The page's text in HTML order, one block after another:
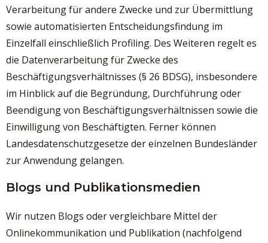
Verarbeitung für andere Zwecke und zur Übermittlung
sowie automatisierten Entscheidungsfindung im
Einzelfall einschließlich Profiling. Des Weiteren regelt es
die Datenverarbeitung für Zwecke des
Beschäftigungsverhältnisses (§ 26 BDSG), insbesondere
im Hinblick auf die Begründung, Durchführung oder
Beendigung von Beschäftigungsverhältnissen sowie die
Einwilligung von Beschäftigten. Ferner können
Landesdatenschutzgesetze der einzelnen Bundesländer
zur Anwendung gelangen.
Blogs und Publikationsmedien
Wir nutzen Blogs oder vergleichbare Mittel der
Onlinekommunikation und Publikation (nachfolgend